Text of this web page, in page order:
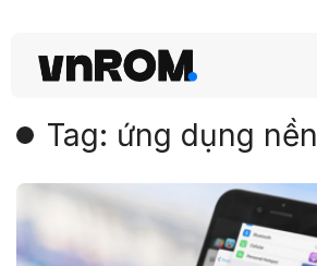
Tag: ứng dụng nền